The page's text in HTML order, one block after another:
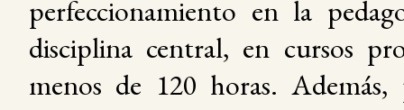
perfeccionamiento en la
disciplina central, en cursos
menos de 120 horas.